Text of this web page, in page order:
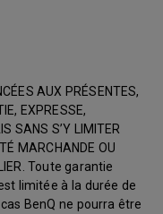
AUX PRÉSENTES,
EXPRESSE,
SANS S’Y LIMITER
MARCHANDE OU
Toute garantie
limitée à la durée de
BenQ ne pourra être